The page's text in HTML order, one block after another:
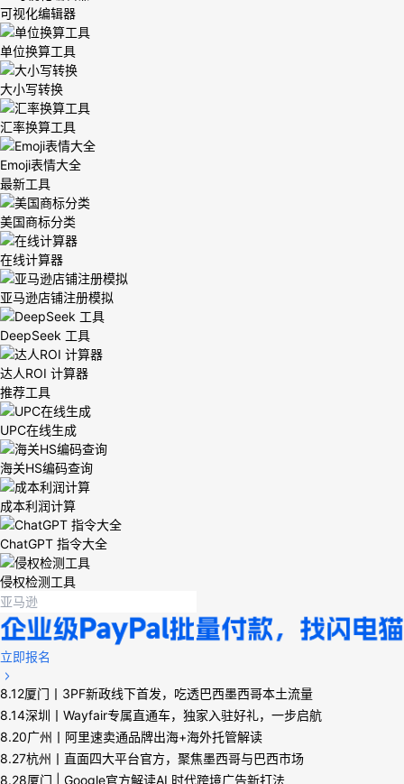
可视化编辑器
单位换算工具
大小写转换
汇率换算工具
Emoji表情大全
最新工具
美国商标分类
在线计算器
亚马逊店铺注册模拟
DeepSeek 工具
达人ROI 计算器
推荐工具
UPC在线生成
海关HS编码查询
成本利润计算
ChatGPT 指令大全
侵权检测工具
立即报名
8.12厦门丨3PF新政线下首发，吃透巴西墨西哥本土流量
8.14深圳丨Wayfair专属直通车，独家入驻好礼，一步启航
8.20广州丨阿里速卖通品牌出海+海外托管解读
8.27杭州丨直面四大平台官方，聚焦墨西哥与巴西市场
8.28厦门 | Google官方解读AI 时代跨境广告新打法